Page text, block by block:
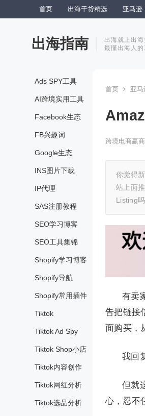
首页 出海干货精选 亚马逊
出海指南
出海就上出海
最懂出海人
Ads SPY工具
AI跨境实用工具
Facebook生态
FB兴趣词
Google生态
INS图片下载
IP代理
SAS注册教程
SEO学习博客
SEO工具集锦
Shopify学习博客
Shopify导航
Shopify常用插件
Tiktok
Tiktok Ad Spy
Tiktok Shop小店
Tiktok内容创作
Tiktok网红分析
Tiktok选品分析
首页 亚马
跨境电商赢
你觉得
站上面
Listing吗
有卖
告把链接
面购买，
我回
但就
心，忍不